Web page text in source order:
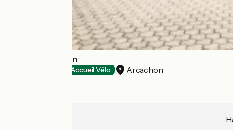
Hôtel Le Dauphin
Accueil Vélo Arcachon